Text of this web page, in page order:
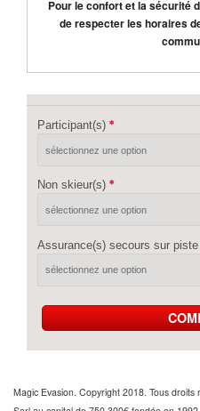
Pour le confort et la sécurité
de respecter les horaires
Participant(s)
Non skieur(s)
Assurance(s) secours sur piste
Magic Evasion. Copyright 2018. Tous droits